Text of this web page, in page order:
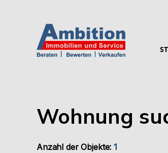
Wohnung
Anzahl derObjekte:1